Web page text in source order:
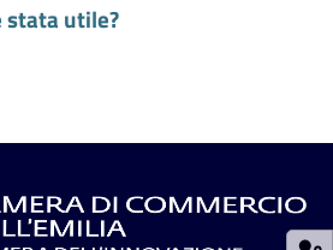
stata utile?